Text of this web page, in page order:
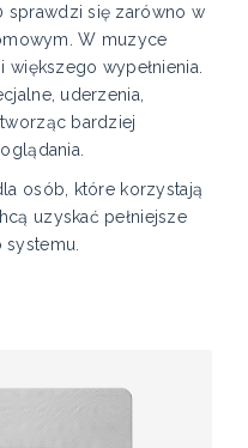
sprawdzi się zarówno w
W muzyce
większego wypełnienia.
uderzenia,
bardziej
osób, które korzystają
uzyskać pełniejsze
systemu.